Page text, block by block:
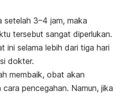
setelah 3–4 jam, maka
tersebut sangat diperlukan.
ini selama lebih dari tiga hari
dokter.
membaik, obat akan
pencegahan. Namun, jika